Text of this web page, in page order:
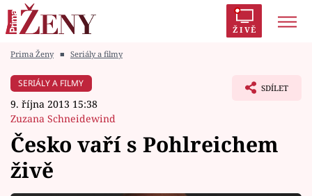
ŽIVĚ
Módní alarm
Témata
Prima Ženy ■ Seriály a filmy
SERIÁLY A FILMY
9. října 2013 15:38
Zuzana Schneidewind
SDÍLET
Česko vaří s Pohlreichem
živě